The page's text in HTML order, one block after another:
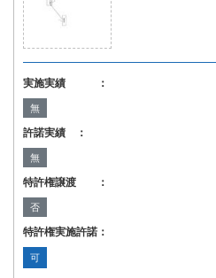
実施実績 ：
無
許諾実績 ：
無
特許権譲渡 ：
否
特許権実施許諾：
可